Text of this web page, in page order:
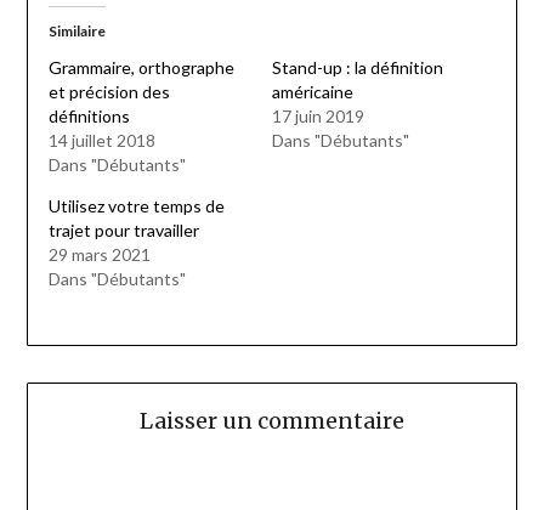
Similaire
Grammaire, orthographe
et précision des
définitions
14 juillet 2018
Dans "Débutants"
Stand-up : la définition
américaine
17 juin 2019
Dans "Débutants"
Utilisez votre temps de
trajet pour travailler
29 mars 2021
Dans "Débutants"
Laisser un commentaire